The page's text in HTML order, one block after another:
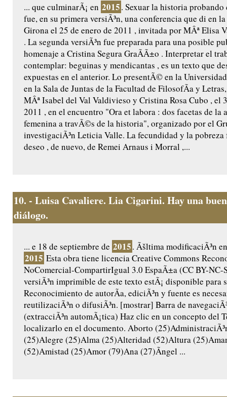
... que culminarÃ¡ en 2015. Sexuar la historia
fue, en su primera versiÃ³n, una conferencia que di en
Girona el 25 de enero de 2011 , invitada por MÂª Elisa
. La segunda versiÃ³n fue preparada para una posible
homenaje a Cristina Segura GraÃ­Ã±o . Interpretar el
contemplar: beguinas y mendicantas , es un texto que
expuestas en el anterior. Lo presentÃ© en la
en la Sala de Juntas de la Facultad de FilosofÃ­a y
MÂª Isabel del Val Valdivieso y Cristina Rosa Cubo , el
2011 , en el encuentro "Ora et labora : dos facetas de la
femenina a travÃ©s de la historia", organizado por el
investigaciÃ³n Leticia Valle. La fecundidad y la
deseo , de nuevo, de Remei Arnaus i Morral ,...
10. - Luisa Cavaliere. Lia Cigarini. Hay una
diálogo.
... e 18 de septiembre de 2015. Ãšltima modificaciÃ³n
2015 Esta obra tiene licencia Creative Commons
NoComercial-CompartirIgual 3.0 EspaÃ±a (CC BY-NC-
versiÃ³n imprimible de este texto estÃ¡ disponible para
Reconocimiento de autorÃ­a, ediciÃ³n y fuente es
reutilizaciÃ³n o difusiÃ³n. [mostrar] Barra de
(extracciÃ³n automÃ¡tica) Haz clic en un concepto del
localizarlo en el documento. Aborto
(25)Alegre (25)Alma (25)Alteridad (52)Altura
(52)Amistad (25)Amor (79)Ana (27)Ãngel ...